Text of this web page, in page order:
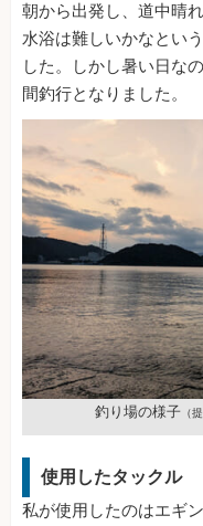
朝から出発し、道中晴
水浴は難しいかなとい
した。しかし暑い日な
間釣行となりました。
釣り場の様子 （
使用したタックル
私が使用したのはエギ